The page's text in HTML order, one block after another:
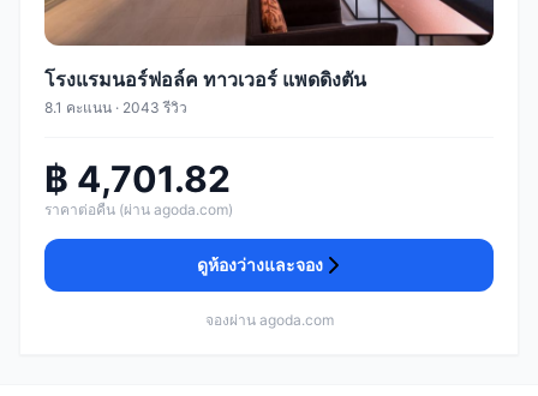
โรงแรมนอร์ฟอล์ค ทาวเวอร์ แพดดิงตัน
8.1 คะแนน · 2043 รีวิว
฿ 4,701.82
ราคาต่อคืน (ผ่าน agoda.com)
ดูห้องว่างและจอง
จองผ่าน agoda.com